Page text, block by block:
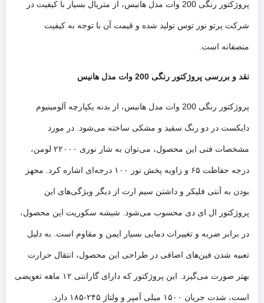
پروژکتور رنگی 200 وات مدل هانیس، از متریال بسیار با کیفیت در
شرکت پرتو نور توس تولید شده و قیمت آن با توجه به کیفیت
منصفانه است.
نقد و بررسی پروژکتور رنگی 200 وات مدل هانیس
پروژکتور رنگی 200 وات مدل هانیس، از بدنه یکپارچه آلومینیوم
دایکست در دو رنگ سفید و مشکی ساخته می‌شود. در مورد
مشخصات فنی این محصول، می‌توان به شار نوری ۲۲۰۰۰ لومن،
درجه حفاظت ۶۵ و زاویه پخش نور ۱۰۰ درجه‌ای اشاره کرد. مجهز
بودن به آنتی فلیکر و داشتن سیم ارت از دیگر ویژگی‌های این
پروژکتور ال ای دی محسوب می‌شود. شیشه سکوریت این محصول،
در برابر ضربه و تغییرات دمایی بسیار ایمن و مقاوم است. به دلیل
تعبیه شدن فین‌های اضافی در طراحی این محصول، انتقال حرارت
بهتر صورت می‌گیرد. این پروژکتور که دارای گارانتی ۱۲ ماهه تعویضی
است، شدت جریان ۱۵۰۰ میلی آمپر و ولتاژ ۲۴۵-۱۸۵ دارد.